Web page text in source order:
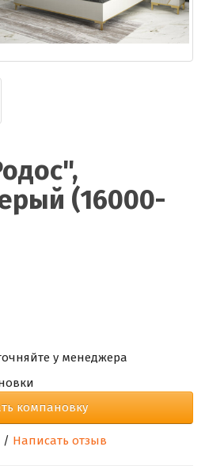
(16000-
у менеджера
компановку
/ Написать отзыв